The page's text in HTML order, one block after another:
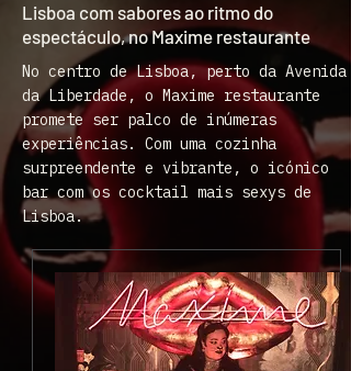
Lisboa com sabores ao ritmo do
espectáculo, no Maxime restaurante
No centro de Lisboa, perto da Avenida
da Liberdade, o Maxime restaurante
promete ser palco de inúmeras
experiências. Com uma cozinha
surpreendente e vibrante, o icónico
bar com os cocktail mais sexys de
Lisboa.